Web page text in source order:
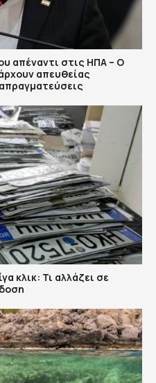
απέναντι στις ΗΠΑ – Ο
απευθείας
κλικ: Τι αλλάζει σε